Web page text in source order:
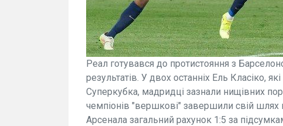
Реал готувався до протистояння з
результатів. У двох останніх Ель Класіко,
Суперкубка, мадридці зазнали нищівних
чемпіонів "вершкові" завершили свій шлях
Арсенала загальний рахунок 1:5 за